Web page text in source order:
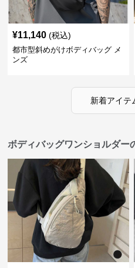
¥11,140 (税込)
都市型斜めがけボディバッグ メ
ンズ
新着アイテ
ボディバッグワンショルダー